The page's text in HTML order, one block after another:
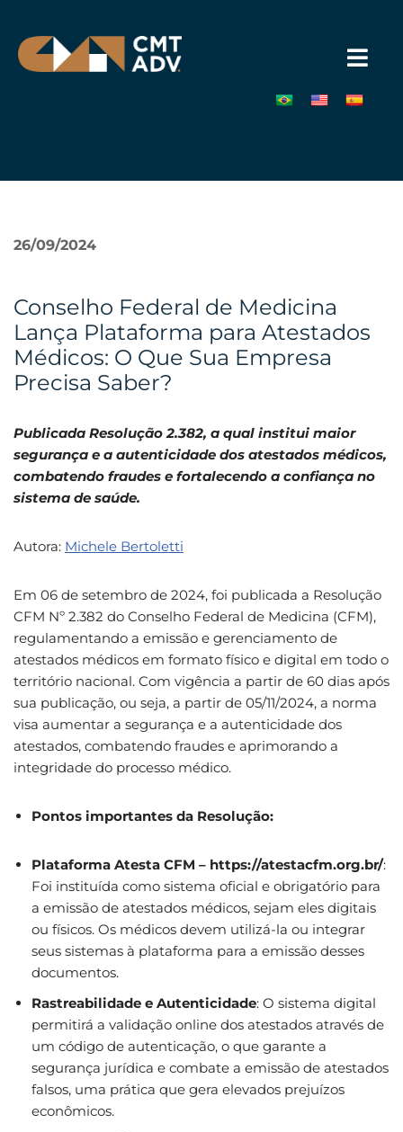
Pular
para
»
Conselho Federal de Medicina
Lança Plataforma para Atestados
Médicos: O Que Sua Empresa
Precisa Saber?
26/09/2024
Publicada Resolução 2.382, a qual institui maior
segurança e a autenticidade dos atestados médicos,
combatendo fraudes e fortalecendo a confiança no
sistema de saúde.
Autora: Michele Bertoletti
Em 06 de setembro de 2024, foi publicada a Resolução
CFM Nº 2.382 do Conselho Federal de Medicina (CFM),
regulamentando a emissão e gerenciamento de
atestados médicos em formato físico e digital em todo o
território nacional. Com vigência a partir de 60 dias após
sua publicação, ou seja, a partir de 05/11/2024, a norma
visa aumentar a segurança e a autenticidade dos
atestados, combatendo fraudes e aprimorando a
integridade do processo médico.
Pontos importantes da Resolução:
Plataforma Atesta CFM – https://atestacfm.org.br/:
Foi instituída como sistema oficial e obrigatório para
a emissão de atestados médicos, sejam eles digitais
ou físicos. Os médicos devem utilizá-la ou integrar
seus sistemas à plataforma para a emissão desses
documentos.
Rastreabilidade e Autenticidade: O sistema digital
permitirá a validação online dos atestados através de
um código de autenticação, o que garante a
segurança jurídica e combate a emissão de atestados
falsos, uma prática que gera elevados prejuízos
econômicos.